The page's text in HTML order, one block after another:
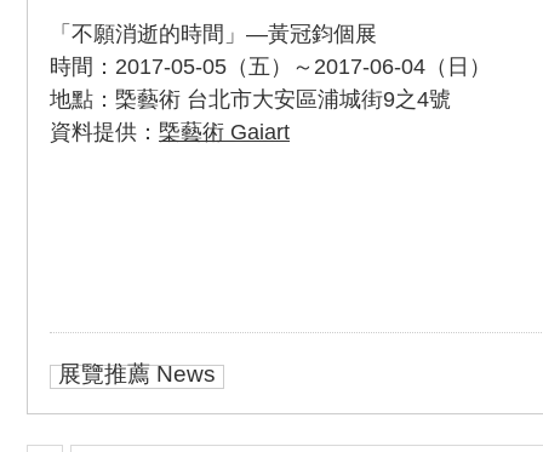
「不願消逝的時間」—黃冠鈞個展
時間：2017-05-05（五）～2017-06-04（日）
地點：㮣藝術 台北市大安區浦城街9之4號
資料提供： 㮣藝術 Gaiart
展覽推薦 News